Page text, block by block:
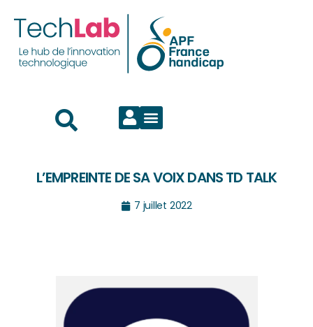
L’EMPREINTE DE SA VOIX DANS TD TALK
7 juillet 2022